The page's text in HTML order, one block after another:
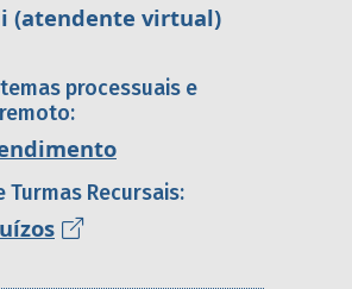
(atendente virtual)
processuais e
Turmas Recursais: